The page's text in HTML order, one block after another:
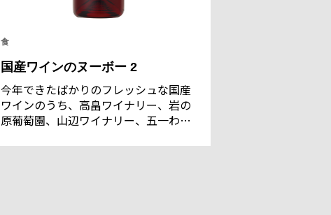
食
国産ワインのヌーボー 2
今年できたばかりのフレッシュな国産
ワインのうち、高畠ワイナリー、岩の
原葡萄園、山辺ワイナリー、五一わい